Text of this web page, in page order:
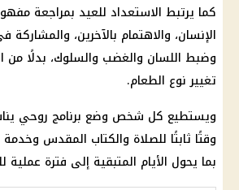
كما يرتبط الاستعداد للعيد بمراجعة
الإنسان، والاهتمام بالآخرين، والمشاركة
وضبط اللسان والغضب والسلوك، بدلًا من
تغيير نوع الطعام.
ويستطيع كل شخص وضع برنامج روحي
وقتًا ثابتًا للصلاة والكتاب المقدس وخدمة
بما يحول الأيام المتبقية إلى فترة عملية